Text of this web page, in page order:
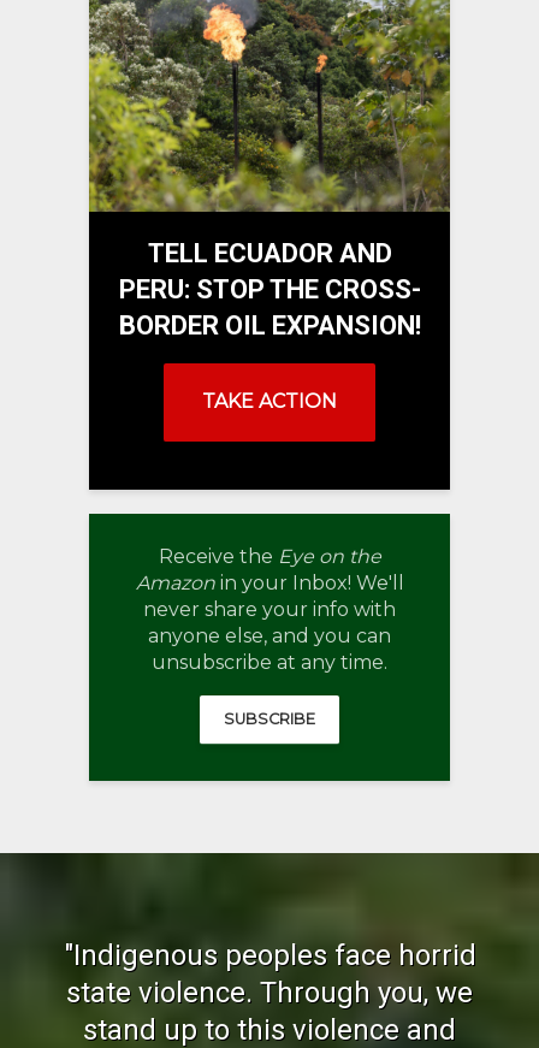
TELL ECUADOR AND
PERU: STOP THE CROSS-
BORDER OIL EXPANSION!
TAKE ACTION
Receive the Eye on the
Amazonin your Inbox! We'll
never share your info with
anyone else, and you can
unsubscribe at any time.
SUBSCRIBE
"Indigenous peoples face horrid
state violence. Through you, we
stand up to this violence and